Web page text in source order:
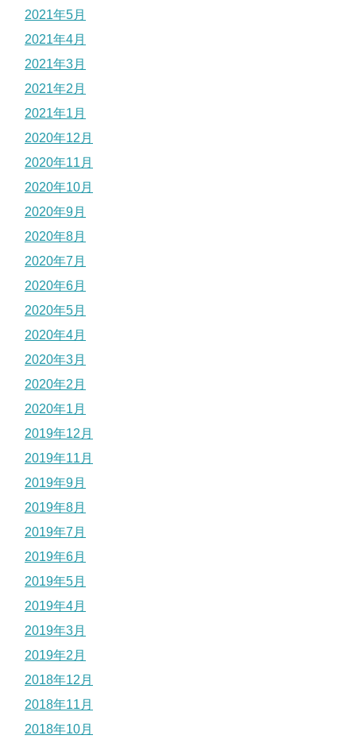
2021年5月
2021年4月
2021年3月
2021年2月
2021年1月
2020年12月
2020年11月
2020年10月
2020年9月
2020年8月
2020年7月
2020年6月
2020年5月
2020年4月
2020年3月
2020年2月
2020年1月
2019年12月
2019年11月
2019年9月
2019年8月
2019年7月
2019年6月
2019年5月
2019年4月
2019年3月
2019年2月
2018年12月
2018年11月
2018年10月